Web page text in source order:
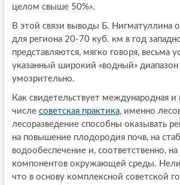
целом свыше 50%».
В этой связи выводы Б. Нигматуллина
для региона 20-70 куб. км в год
представляются, мягко говоря, весьма
указанный широкий «водный» диапазон
умозрительно.
Как свидетельствует международная и
числе советская практика, именно
лесоразведение способны оказывать
на повышение плодородия почв, на
водообеспечение и, соответственно, на
компонентов окружающей среды.
что в основу комплексной советской